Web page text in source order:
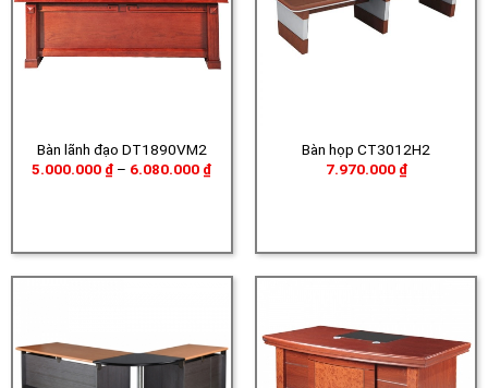
Bàn lãnh đạo DT1890VM2
5.000.000 ₫ – 6.080.000 ₫Khoảng
Bàn họp CT3012H2
7.970.000 ₫